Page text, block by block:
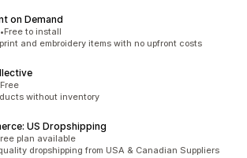
on Demand
recenzí: 3712
•Free to install
and embroidery items with no upfront costs
recenzí: 360
Free
without inventory
US Dropshipping
recenzí: 112
plan available
dropshipping from USA & Canadian Suppliers